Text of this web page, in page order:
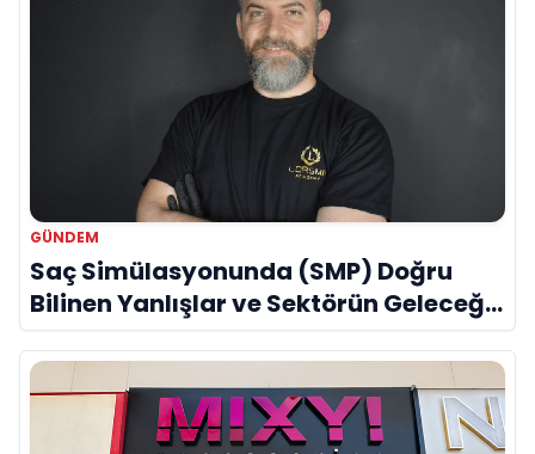
GÜNDEM
Saç Simülasyonunda (SMP) Doğru
Bilinen Yanlışlar ve Sektörün Geleceği:
Onur Akdeniz ile Özel Röportaj